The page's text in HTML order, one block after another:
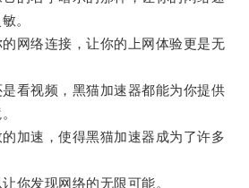
。
络连接，让你的上网体验更是无
视频，黑猫加速器都能为你提供
速，使得黑猫加速器成为了许多
发现网络的无限可能。